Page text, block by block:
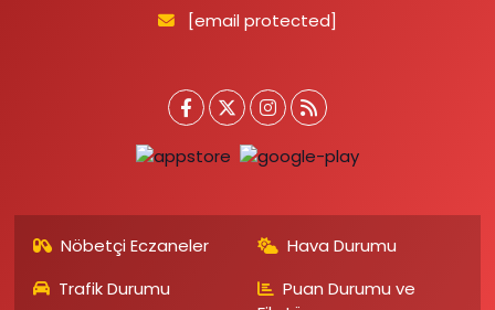
[email protected]
Nöbetçi Eczaneler
Hava Durumu
Trafik Durumu
Puan Durumu ve